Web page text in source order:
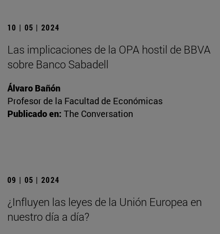
10 | 05 | 2024
Las implicaciones de la OPA hostil de BBVA
sobre Banco Sabadell
Álvaro Bañón
Profesor de la Facultad de Económicas
Publicado en: The Conversation
09 | 05 | 2024
¿Influyen las leyes de la Unión Europea en
nuestro día a día?